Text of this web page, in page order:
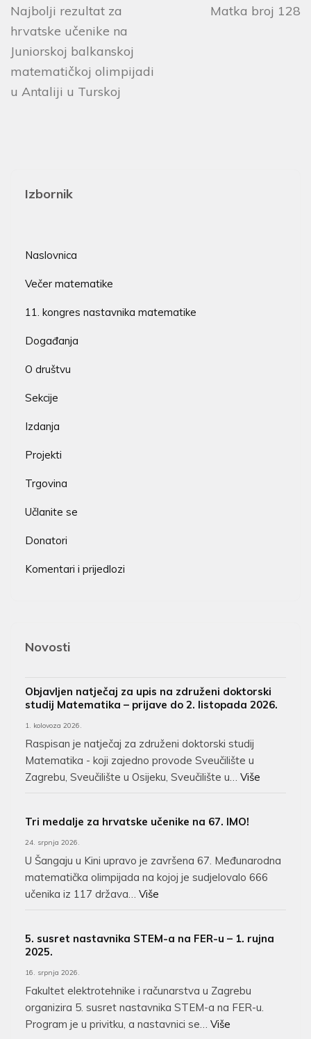
Najbolji rezultat za
hrvatske učenike na
Juniorskoj balkanskoj
matematičkoj olimpijadi
u Antaliji u Turskoj
Matka broj 128
Izbornik
Naslovnica
Večer matematike
11. kongres nastavnika matematike
Događanja
O društvu
Sekcije
Izdanja
Projekti
Trgovina
Učlanite se
Donatori
Komentari i prijedlozi
Novosti
Objavljen natječaj za upis na združeni doktorski
studij Matematika – prijave do 2. listopada 2026.
1. kolovoza 2026.
Raspisan je natječaj za združeni doktorski studij
Matematika - koji zajedno provode Sveučilište u
Zagrebu, Sveučilište u Osijeku, Sveučilište u… Više
Tri medalje za hrvatske učenike na 67. IMO!
24. srpnja 2026.
U Šangaju u Kini upravo je završena 67. Međunarodna
matematička olimpijada na kojoj je sudjelovalo 666
učenika iz 117 država… Više
5. susret nastavnika STEM-a na FER-u – 1. rujna
2025.
16. srpnja 2026.
Fakultet elektrotehnike i računarstva u Zagrebu
organizira 5. susret nastavnika STEM-a na FER-u.
Program je u privitku, a nastavnici se… Više